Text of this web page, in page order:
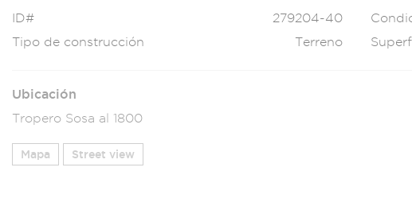
ID#
279204-40
Tipo de construcción
Terreno
Ubicación
Tropero Sosa al 1800
Mapa Street view